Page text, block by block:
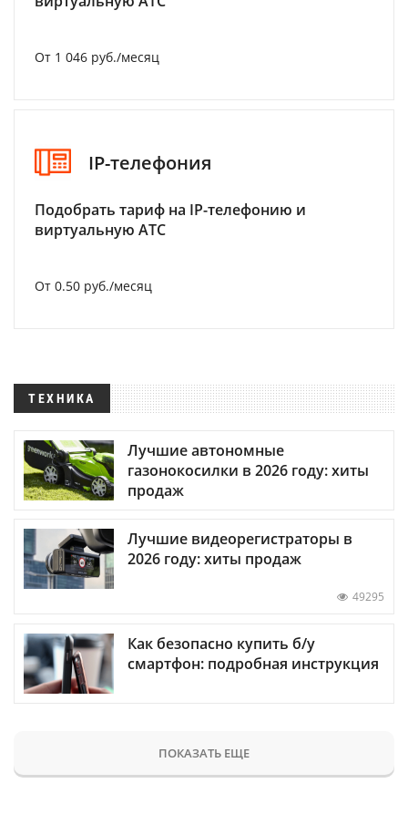
От 1 046 руб./месяц
IP-телефония
Подобрать тариф на IP-телефонию и
виртуальную АТС
От 0.50 руб./месяц
ТЕХНИКА
Лучшие автономные
газонокосилки в 2026 году: хиты
продаж
Лучшие видеорегистраторы в
2026 году: хиты продаж
49295
Как безопасно купить б/у
смартфон: подробная инструкция
ПОКАЗАТЬ ЕЩЕ